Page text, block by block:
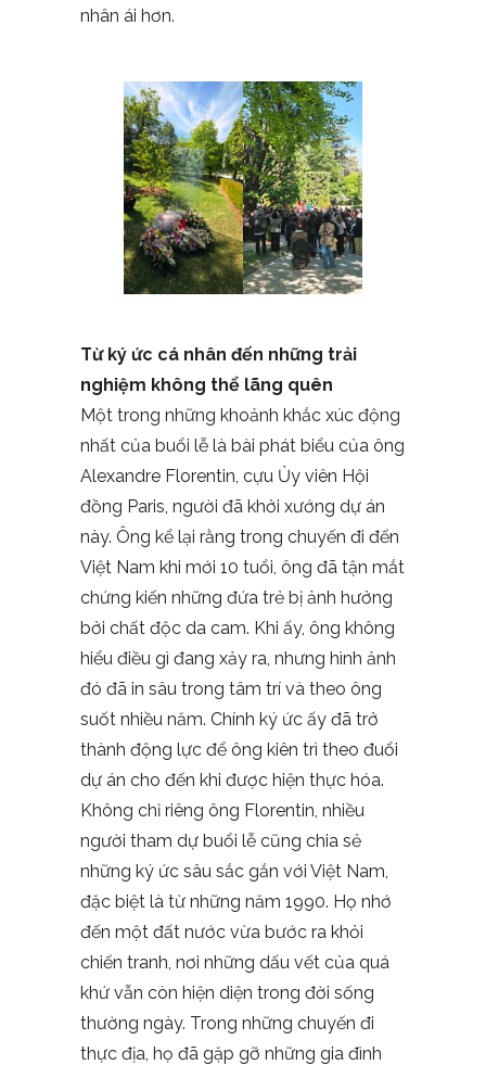
nhân ái hơn.
Từ ký ức cá nhân đến những trải
nghiệm không thể lãng quên
Một trong những khoảnh khắc xúc động
nhất của buổi lễ là bài phát biểu của ông
Alexandre Florentin, cựu Ủy viên Hội
đồng Paris, người đã khởi xướng dự án
này. Ông kể lại rằng trong chuyến đi đến
Việt Nam khi mới 10 tuổi, ông đã tận mắt
chứng kiến những đứa trẻ bị ảnh hưởng
bởi chất độc da cam. Khi ấy, ông không
hiểu điều gì đang xảy ra, nhưng hình ảnh
đó đã in sâu trong tâm trí và theo ông
suốt nhiều năm. Chính ký ức ấy đã trở
thành động lực để ông kiên trì theo đuổi
dự án cho đến khi được hiện thực hóa.
Không chỉ riêng ông Florentin, nhiều
người tham dự buổi lễ cũng chia sẻ
những ký ức sâu sắc gắn với Việt Nam,
đặc biệt là từ những năm 1990. Họ nhớ
đến một đất nước vừa bước ra khỏi
chiến tranh, nơi những dấu vết của quá
khứ vẫn còn hiện diện trong đời sống
thường ngày. Trong những chuyến đi
thực địa, họ đã gặp gỡ những gia đình